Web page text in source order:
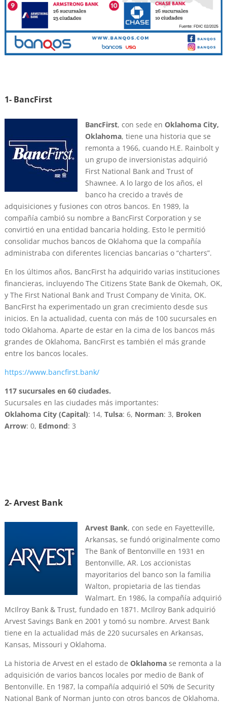
1- BancFirst
BancFirst, con sede en Oklahoma City,
Oklahoma, tiene una historia que se
remonta a 1966, cuando H.E. Rainbolt y
un grupo de inversionistas adquirió
First National Bank and Trust of
Shawnee. A lo largo de los años, el
banco ha crecido a través de
adquisiciones y fusiones con otros bancos. En 1989, la
compañía cambió su nombre a BancFirst Corporation y se
convirtió en una entidad bancaria holding. Esto le permitió
consolidar muchos bancos de Oklahoma que la compañía
administraba con diferentes licencias bancarias o “charters”.
En los últimos años, BancFirst ha adquirido varias instituciones
financieras, incluyendo The Citizens State Bank de Okemah, OK,
y The First National Bank and Trust Company de Vinita, OK.
BancFirst ha experimentado un gran crecimiento desde sus
inicios. En la actualidad, cuenta con más de 100 sucursales en
todo Oklahoma. Aparte de estar en la cima de los bancos más
grandes de Oklahoma, BancFirst es también el más grande
entre los bancos locales.
https://www.bancfirst.bank/
117 sucursales en 60 ciudades.
Sucursales en las ciudades más importantes:
Oklahoma City (Capital): 14, Tulsa: 6, Norman: 3, Broken
Arrow: 0, Edmond: 3
2- Arvest Bank
Arvest Bank, con sede en Fayetteville,
Arkansas, se fundó originalmente como
The Bank of Bentonville en 1931 en
Bentonville, AR. Los accionistas
mayoritarios del banco son la familia
Walton, propietaria de las tiendas
Walmart. En 1986, la compañía adquirió
McIlroy Bank & Trust, fundado en 1871. McIlroy Bank adquirió
Arvest Savings Bank en 2001 y tomó su nombre. Arvest Bank
tiene en la actualidad más de 220 sucursales en Arkansas,
Kansas, Missouri y Oklahoma.
La historia de Arvest en el estado de Oklahomase remonta a la
adquisición de varios bancos locales por medio de Bank of
Bentonville. En 1987, la compañía adquirió el 50% de Security
National Bank of Norman junto con otros bancos de Oklahoma.